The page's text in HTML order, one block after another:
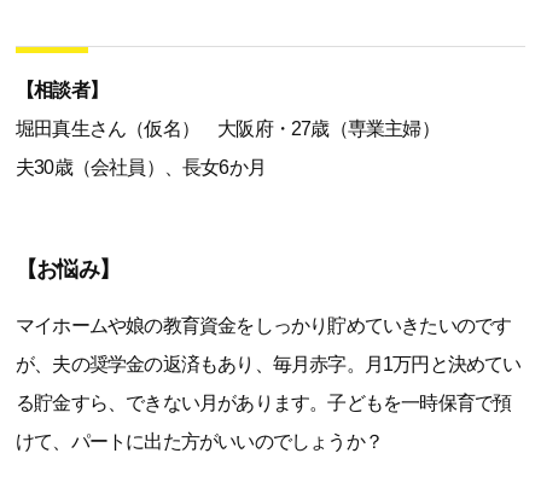
【相談者】
堀田真生さん（仮名） 大阪府・27歳（専業主婦）
夫30歳（会社員）、長女6か月
【お悩み】
マイホームや娘の教育資金をしっかり貯めていきたいのです
が、夫の奨学金の返済もあり、毎月赤字。月1万円と決めてい
る貯金すら、できない月があります。子どもを一時保育で預
けて、パートに出た方がいいのでしょうか？